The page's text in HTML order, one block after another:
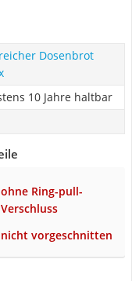
Dosenbrot
10 Jahre haltbar
ohne Ring-pull-
Verschluss
nicht vorgeschnitten